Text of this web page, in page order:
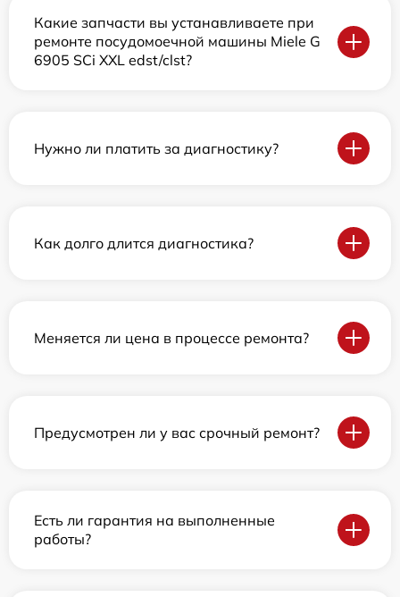
Какие запчасти вы устанавливаете при
ремонте посудомоечной машины Miele G
6905 SCi XXL edst/clst?
Нужно ли платить за диагностику?
Как долго длится диагностика?
Меняется ли цена в процессе ремонта?
Предусмотрен ли у вас срочный ремонт?
Есть ли гарантия на выполненные
работы?